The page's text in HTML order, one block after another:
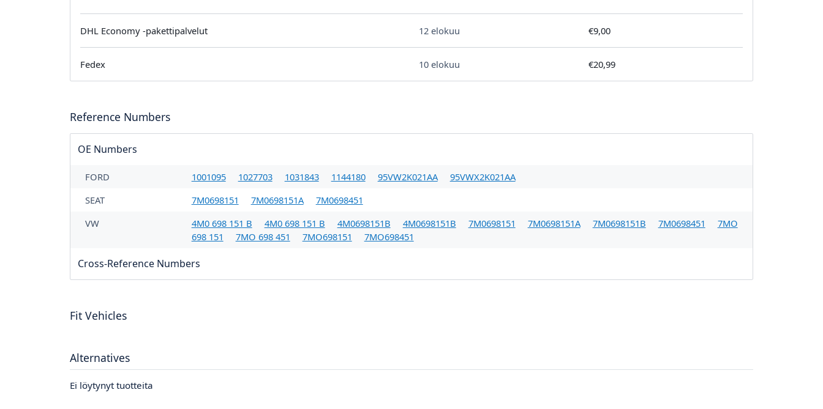
DHL Economy -pakettipalvelut 12 elokuu €9,00
Fedex 10 elokuu €20,99
Reference Numbers
OE Numbers
FORD 1001095 1027703 1031843 1144180 95VW2K021AA
95VWX2K021AA
SEAT
7M0698151 7M0698151A
7M0698451
VW
4M0 698 151 B 4M0 698 151 B 4M0698151B 4M0698151B 7M0698151 7M0698151A 7M0698151B 7M0698451
7MO
698 151
7MO 698 451 7MO698151 7MO698451
Cross-Reference Numbers
Fit Vehicles
Alternatives
Ei löytynyt tuotteita